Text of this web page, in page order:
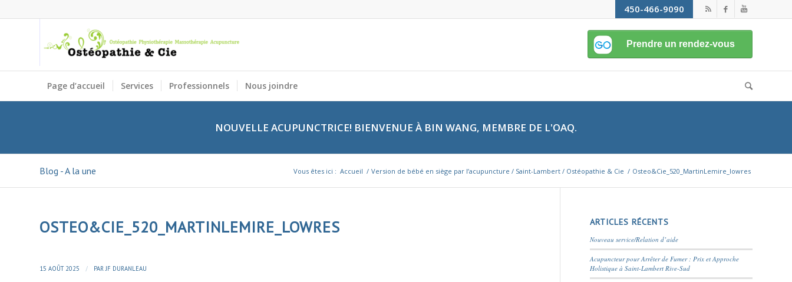
450-466-9090
Page d’accueil Services Professionnels Nous joindre
NOUVELLE ACUPUNCTRICE! BIENVENUE À BIN WANG, MEMBRE DE L'OAQ.
Blog - A la une Vous êtes ici : Accueil / Version de bébé en siège par l’acupuncture / Saint-Lambert / Ostéopathie & Cie / Osteo&Cie_520_MartinLemire_lowres
OSTEO&CIE_520_MARTINLEMIRE_LOWRES
15 AOÛT 2025 / PAR JF DURANLEAU
ARTICLES RÉCENTS
Nouveau service/Relation d’aide
Acupuncteur pour Arrêter de Fumer : Prix et Approche
Holistique à Saint-Lambert Rive-Sud